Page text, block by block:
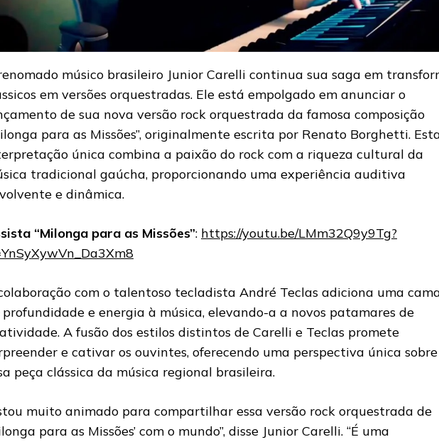
músico brasileiro Junior Carelli continua sua saga em
em versões orquestradas. Ele está empolgado em anunciar o
de sua nova versão rock orquestrada da famosa composição
para as Missões”, originalmente escrita por Renato Borghetti.
única combina a paixão do rock com a riqueza cultural da
tradicional gaúcha, proporcionando uma experiência auditiva
e dinâmica.
“Milonga para as Missões”: https://youtu.be/LMm32Q9y9Tg?
com o talentoso tecladista André Teclas adiciona uma
profundidade e energia à música, elevando-a a novos patamares de
A fusão dos estilos distintos de Carelli e Teclas promete
e cativar os ouvintes, oferecendo uma perspectiva única sobre
peça clássica da música regional brasileira.
muito animado para compartilhar essa versão rock orquestrada de
para as Missões’ com o mundo”, disse Junior Carelli. “É uma